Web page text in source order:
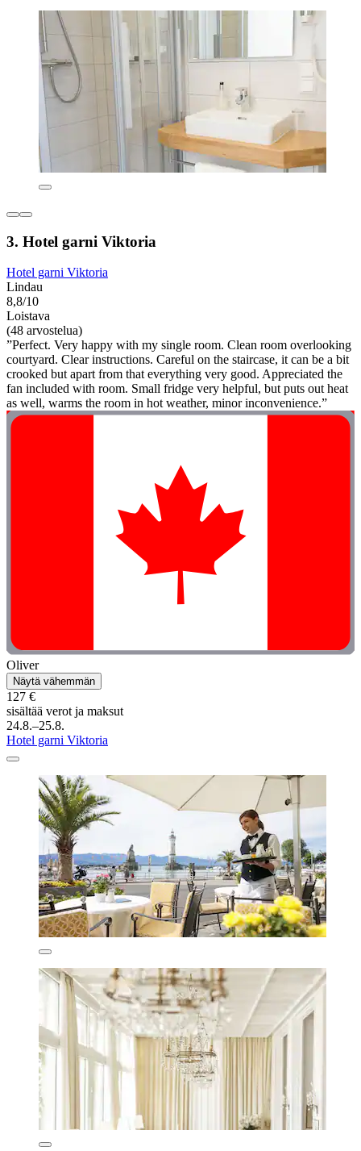
3. Hotel garni Viktoria
Hotel garni Viktoria
Lindau
8,8/10
Loistava
(48 arvostelua)
”Perfect. Very happy with my single room. Clean room overlooking
courtyard. Clear instructions. Careful on the staircase, it can be a bit
crooked but apart from that everything very good. Appreciated the
fan included with room. Small fridge very helpful, but puts out heat
as well, warms the room in hot weather, minor inconvenience.”
Oliver
Näytä vähemmän
127 €
sisältää verot ja maksut
24.8.–25.8.
Hotel garni Viktoria